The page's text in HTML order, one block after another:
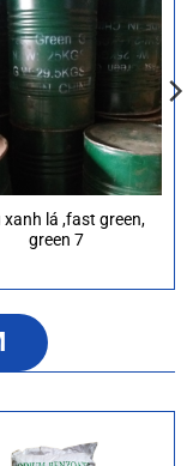
xanh lá ,fast green,
green 7